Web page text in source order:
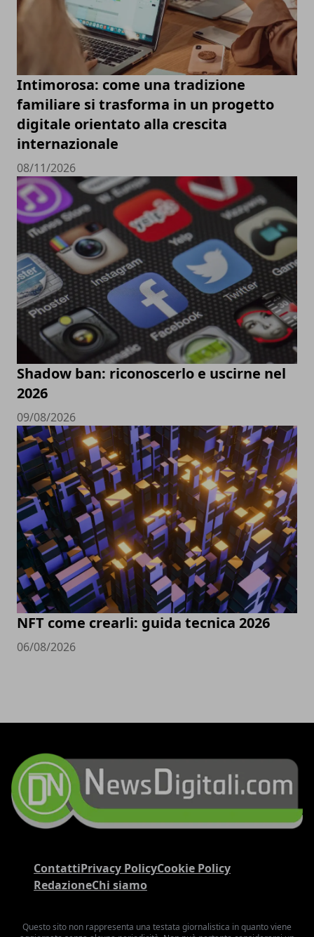
Intimorosa: come una tradizione
familiare si trasforma in un progetto
digitale orientato alla crescita
internazionale
08/11/2026
Shadow ban: riconoscerlo e uscirne nel
2026
09/08/2026
NFT come crearli: guida tecnica 2026
06/08/2026
ContattiPrivacy PolicyCookie Policy
RedazioneChi siamo
Questo sito non rappresenta una testata giornalistica in quanto viene